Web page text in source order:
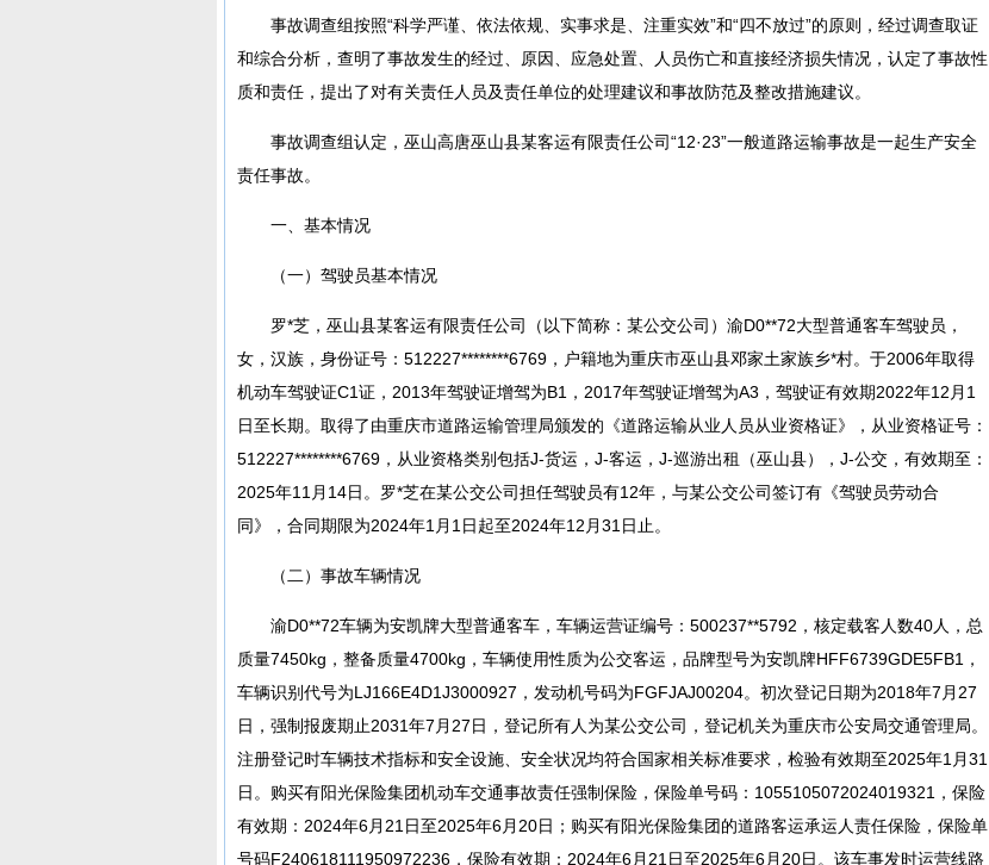
事故调查组按照“科学严谨、依法依规、实事求是、注重实效”和“四不放过”的原则，经过调查取证
和综合分析，查明了事故发生的经过、原因、应急处置、人员伤亡和直接经济损失情况，认定了事故性
质和责任，提出了对有关责任人员及责任单位的处理建议和事故防范及整改措施建议。
事故调查组认定，巫山高唐巫山县某客运有限责任公司“12·23”一般道路运输事故是一起生产安全
责任事故。
一、基本情况
（一）驾驶员基本情况
罗*芝，巫山县某客运有限责任公司（以下简称：某公交公司）渝D0**72大型普通客车驾驶员，
女，汉族，身份证号：512227********6769，户籍地为重庆市巫山县邓家土家族乡*村。于2006年取得
机动车驾驶证C1证，2013年驾驶证增驾为B1，2017年驾驶证增驾为A3，驾驶证有效期2022年12月1
日至长期。取得了由重庆市道路运输管理局颁发的《道路运输从业人员从业资格证》，从业资格证号：
512227********6769，从业资格类别包括J-货运，J-客运，J-巡游出租（巫山县），J-公交，有效期至：
2025年11月14日。罗*芝在某公交公司担任驾驶员有12年，与某公交公司签订有《驾驶员劳动合
同》，合同期限为2024年1月1日起至2024年12月31日止。
（二）事故车辆情况
渝D0**72车辆为安凯牌大型普通客车，车辆运营证编号：500237**5792，核定载客人数40人，总
质量7450kg，整备质量4700kg，车辆使用性质为公交客运，品牌型号为安凯牌HFF6739GDE5FB1，
车辆识别代号为LJ166E4D1J3000927，发动机号码为FGFJAJ00204。初次登记日期为2018年7月27
日，强制报废期止2031年7月27日，登记所有人为某公交公司，登记机关为重庆市公安局交通管理局。
注册登记时车辆技术指标和安全设施、安全状况均符合国家相关标准要求，检验有效期至2025年1月31
日。购买有阳光保险集团机动车交通事故责任强制保险，保险单号码：1055105072024019321，保险
有效期：2024年6月21日至2025年6月20日；购买有阳光保险集团的道路客运承运人责任保险，保险单
号码F240618111950972236，保险有效期：2024年6月21日至2025年6月20日。该车事发时运营线路